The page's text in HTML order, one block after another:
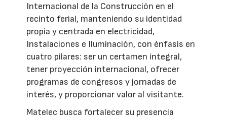
Internacional de la Construcción en el
recinto ferial, manteniendo su identidad
propia y centrada en electricidad,
Instalaciones e Iluminación, con énfasis en
cuatro pilares: ser un certamen integral,
tener proyección internacional, ofrecer
programas de congresos y jornadas de
interés, y proporcionar valor al visitante.
Matelec busca fortalecer su presencia